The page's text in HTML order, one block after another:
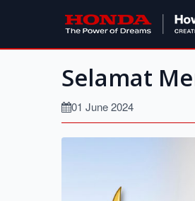
Selamat
01 June 2024